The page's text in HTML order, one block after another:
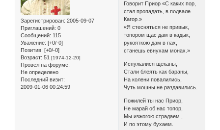
Зарегистрирован: 2005-09-07
Приглашений: 0
Сообщений: 115
Уважение: [+0/-0]
Позитив: [+0/-0]
Возраст: 51 [1974-12-20]
Провел на форуме:
Не определено
Последний визит:
2009-01-06 00:24:59
Говорит Приор «С каких пор,
стал пропадать, в подвале
Кагор.»
«Я стесняться не привык,
топором щас дам в кадык,
рукояткою дам в пах,
станешь евнухам монах.»
Испужалися щеканы,
Стали блеять как бараны,
На колени повалились,
Чуть мошны не раздавились.
Пожилей ты нас Приор,
Не марай об нас топор,
Мы изжогою страдаем ,
И по этому бухаем.